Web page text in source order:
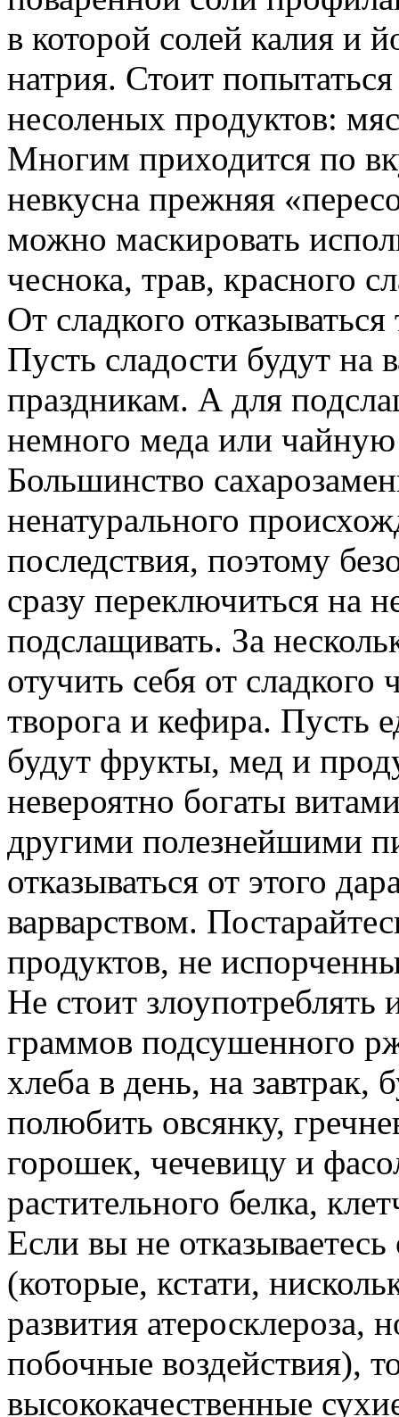
в которой солей калия и
натрия. Стоит
несоленых продуктов:
Многим приходится по
невкусна прежняя
можно маскировать
чеснока, трав, красного
От сладкого
Пусть сладости будут на
праздникам. А для
немного меда или
Большинство
ненатурального
последствия, поэтому
сразу переключиться на
подслащивать. За
отучить себя от
творога и кефира. Пусть
будут фрукты, мед и
невероятно богаты
другими полезнейшими
отказываться от этого
варварством.
продуктов, не
Не стоит
граммов подсушенного
хлеба в день, на завтрак,
полюбить овсянку,
горошек, чечевицу и
растительного белка,
Если вы не
(которые, кстати,
развития
побочные воздействия),
высококачественные